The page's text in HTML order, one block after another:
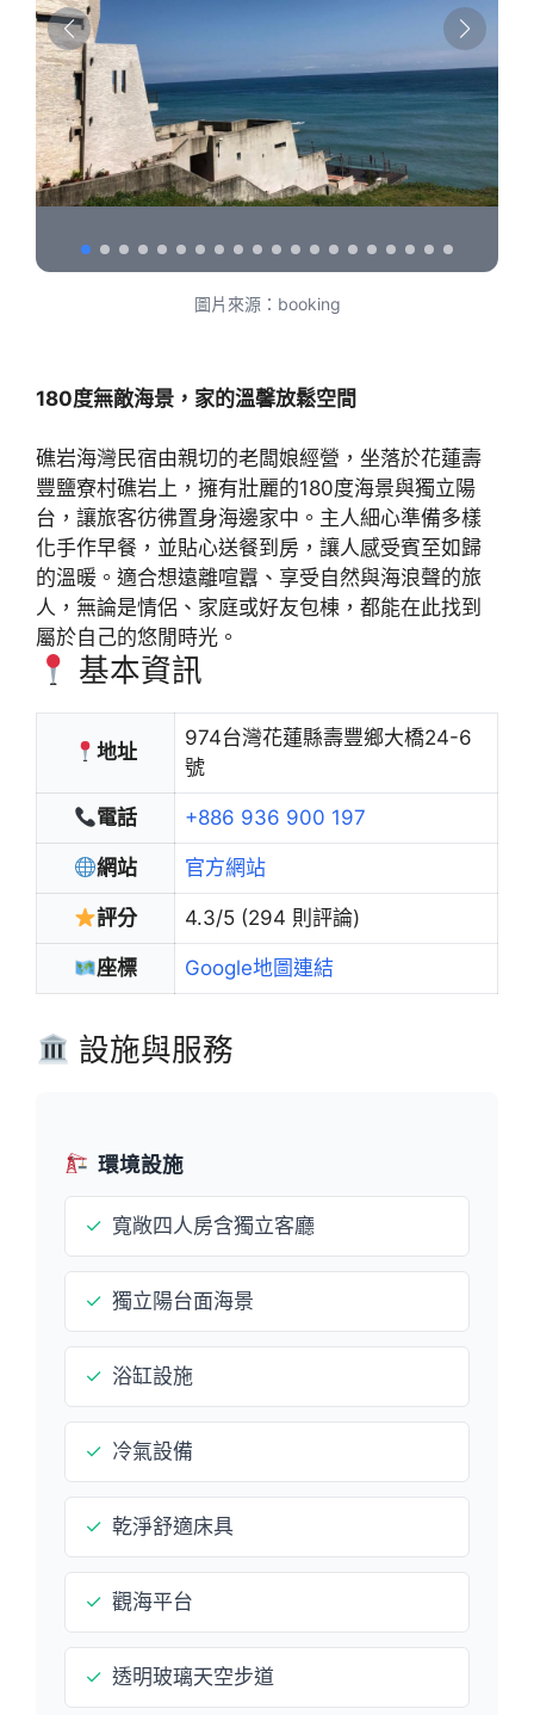
圖片來源：booking
180度無敵海景，家的溫馨放鬆空間
礁岩海灣民宿由親切的老闆娘經營，坐落於花蓮壽
豐鹽寮村礁岩上，擁有壯麗的180度海景與獨立陽
台，讓旅客彷彿置身海邊家中。主人細心準備多樣
化手作早餐，並貼心送餐到房，讓人感受賓至如歸
的溫暖。適合想遠離喧囂、享受自然與海浪聲的旅
人，無論是情侶、家庭或好友包棟，都能在此找到
屬於自己的悠閒時光。
基本資訊
地址
974台灣花蓮縣壽豐鄉大橋24-6
號
電話 +886 936 900 197
網站 官方網站
評分 4.3/5 (294 則評論)
座標 Google地圖連結
設施與服務
環境設施
✓ 寬敞四人房含獨立客廳
✓ 獨立陽台面海景
✓ 浴缸設施
✓ 冷氣設備
✓ 乾淨舒適床具
✓ 觀海平台
✓ 透明玻璃天空步道